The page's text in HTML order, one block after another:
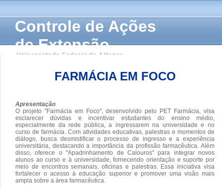
Controle de Ações
de Extensão
Universidade Federal de Alfenas
FARMÁCIA EM FOCO
Apresentação
O projeto "Farmácia em Foco", desenvolvido pelo PET Farmácia, visa
esclarecer dúvidas e incentivar estudantes do ensino médio,
especialmente da rede pública, a ingressarem na universidade e no
curso de farmácia. Com atividades educativas, palestras e momentos de
diálogo, busca desmistificar o processo de ingresso e a experiência
universitária, destacando a importância da profissão farmacêutica. Além
disso, oferece o "Apadrinhamento de Calouros" para integrar novos
alunos ao curso e à universidade, fornecendo orientação e suporte por
meio de encontros semanais, oficinas e palestras. Essa iniciativa visa
fortalecer o acesso à educação superior e promover uma visão mais
ampla sobre a área farmacêutica.